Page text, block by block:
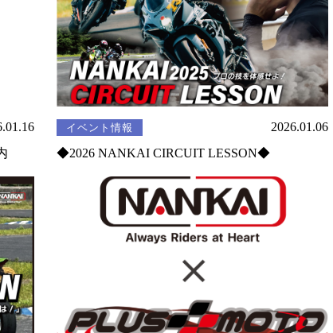
イベント情報
2026.01.06
◆2026 NANKAI CIRCUIT LESSON◆